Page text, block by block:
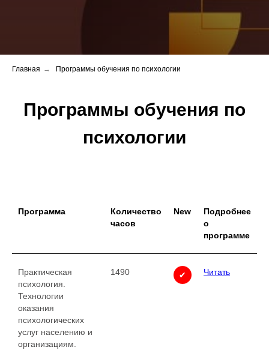
Главная → Программы обучения по психологии
Программы обучения по
психологии
Программа
Количество
часов
New
Подробнее
о
программе
Практическая
психология.
Технологии
оказания
психологических
услуг населению и
организациям.
1490 ✔ Читать